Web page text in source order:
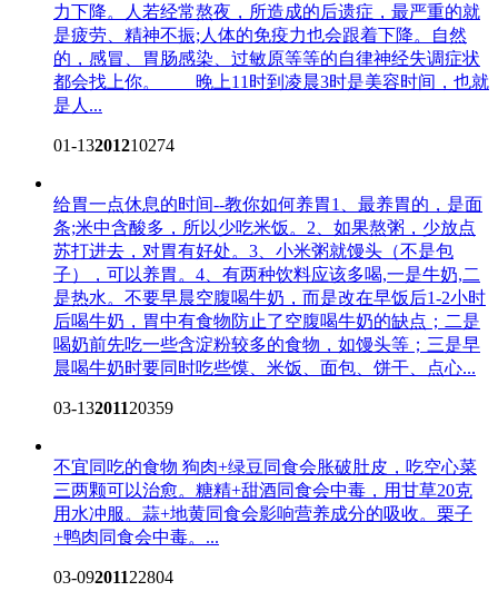
力下降。人若经常熬夜，所造成的后遗症，最严重的就
是疲劳、精神不振;人体的免疫力也会跟着下降。自然
的，感冒、胃肠感染、过敏原等等的自律神经失调症状
都会找上你。 晚上11时到凌晨3时是美容时间，也就
是人...
01-13201210274
给胃一点休息的时间--教你如何养胃1、最养胃的，是面
条;米中含酸多，所以少吃米饭。2、如果熬粥，少放点
苏打进去，对胃有好处。3、小米粥就馒头（不是包
子），可以养胃。4、有两种饮料应该多喝,一是牛奶,二
是热水。不要早晨空腹喝牛奶，而是改在早饭后1-2小时
后喝牛奶，胃中有食物防止了空腹喝牛奶的缺点；二是
喝奶前先吃一些含淀粉较多的食物，如馒头等；三是早
晨喝牛奶时要同时吃些馍、米饭、面包、饼干、点心...
03-13201120359
不宜同吃的食物 狗肉+绿豆同食会胀破肚皮，吃空心菜
三两颗可以治愈。糖精+甜酒同食会中毒，用甘草20克
用水冲服。蒜+地黄同食会影响营养成分的吸收。栗子
+鸭肉同食会中毒。...
03-09201122804